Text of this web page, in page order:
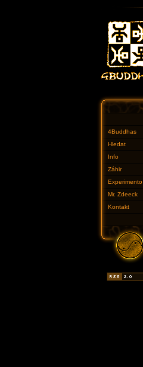
4Buddhas
Hledat
Info
Záhir
Experimento
Mr. Zdeeck
Kontakt